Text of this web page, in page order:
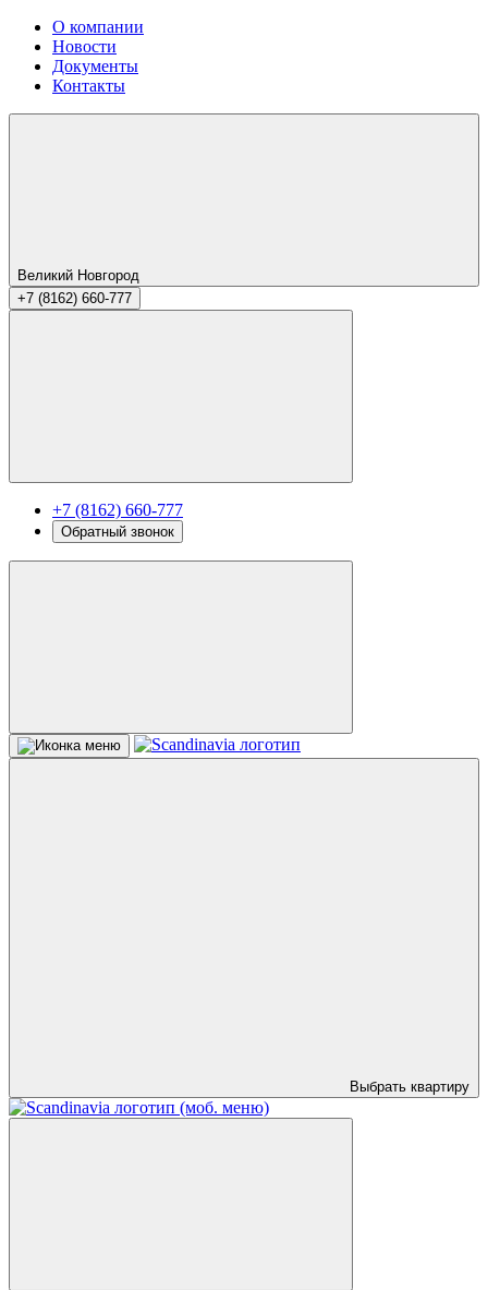
О компании
Новости
Документы
Контакты
Великий Новгород
+7 (8162) 660-777
+7 (8162) 660-777
Обратный звонок
Выбрать квартиру